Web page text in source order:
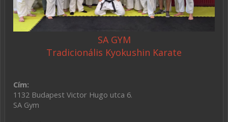
SA GYM
Tradicionális Kyokushin Karate
Cím:
1132 Budapest Victor Hugo utca 6.
SA Gym